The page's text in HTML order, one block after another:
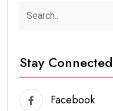
Stay Connected
Facebook